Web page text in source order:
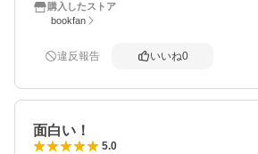
購入したストア
bookfan
違反報告 いいね0
面白い！
5.0